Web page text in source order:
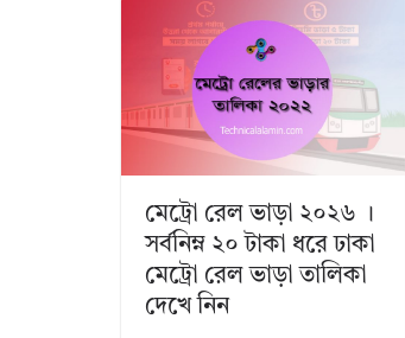
মেট্রো রেল ভাড়া ২০২৬ ।
সর্বনিম্ন ২০ টাকা ধরে ঢাকা
মেট্রো রেল ভাড়া তালিকা
দেখে নিন